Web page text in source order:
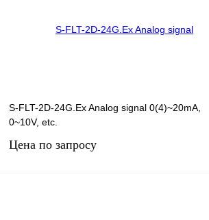
S-FLT-2D-24G.Ex Analog signal 0(4)~20mA,
0~10V, etc.
Цена по запросу